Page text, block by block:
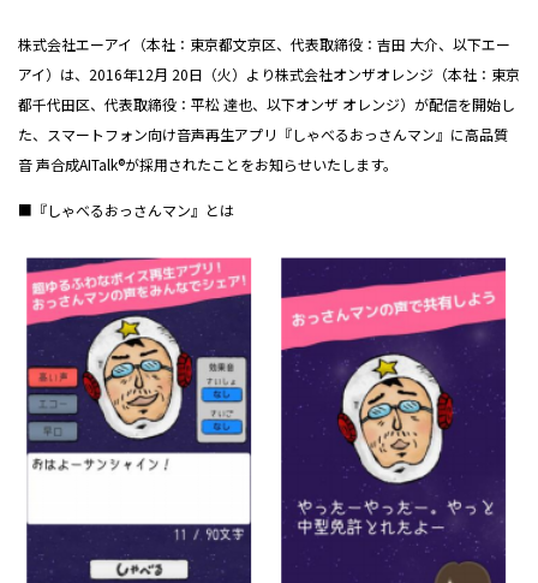
株式会社エーアイ（本社：東京都文京区、代表取締役：吉田 大介、以下エー
アイ）は、2016年12月 20日（火）より株式会社オンザオレンジ（本社：東京
都千代田区、代表取締役：平松 達也、以下オンザ オレンジ）が配信を開始し
た、スマートフォン向け音声再生アプリ『しゃべるおっさんマン』に高品質
音 声合成AITalk®が採用されたことをお知らせいたします。
■『しゃべるおっさんマン』とは